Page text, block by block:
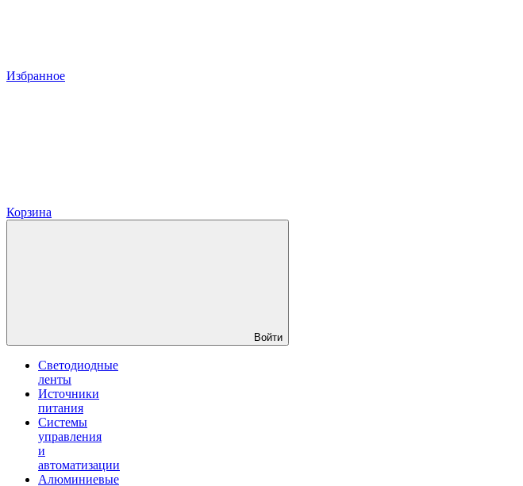
Избранное
Корзина
Войти
Светодиодные
ленты
Источники
питания
Системы
управления
и
автоматизации
Алюминиевые